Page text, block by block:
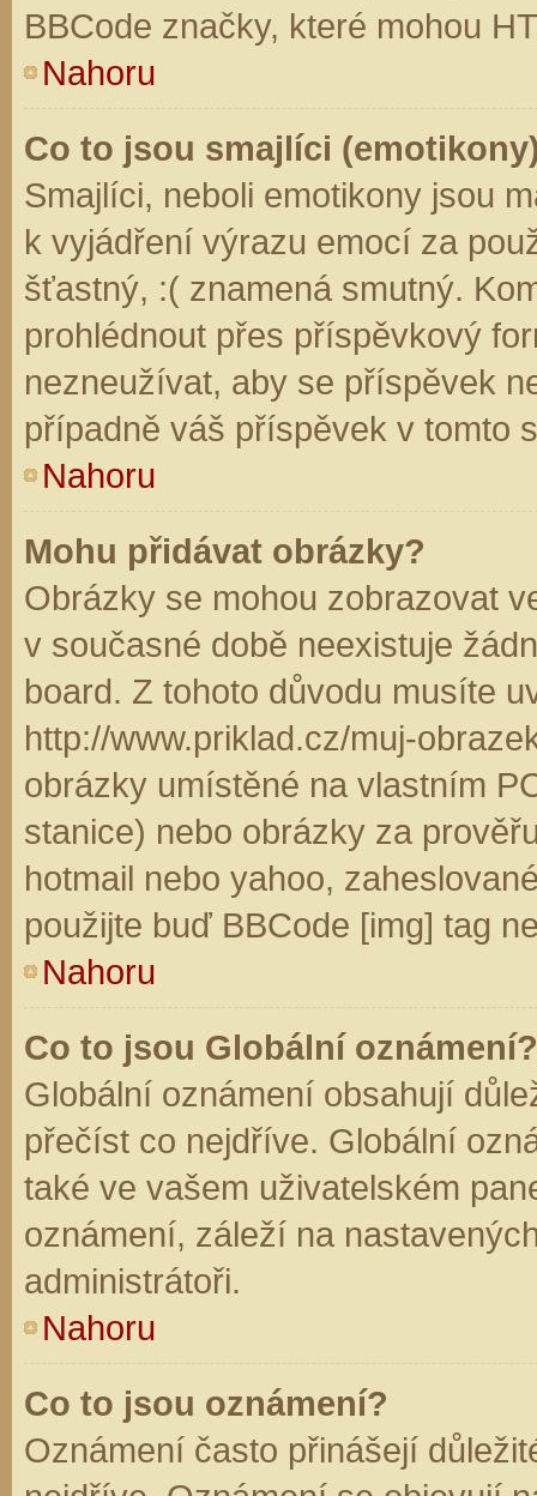
BBCode značky, které mohou
Nahoru
Co to jsou smajlíci
Smajlíci, neboli emotikony jsou
k vyjádření výrazu emocí za
šťastný, :( znamená smutný.
prohlédnout přes příspěvkový
nezneužívat, aby se příspěvek
případně váš příspěvek v tomto
Nahoru
Mohu přidávat obrázky?
Obrázky se mohou zobrazovat
v současné době neexistuje
board. Z tohoto důvodu musíte
http://www.priklad.cz/muj-
obrázky umístěné na vlastním
stanice) nebo obrázky za
hotmail nebo yahoo,
použijte buď BBCode [img] tag
Nahoru
Co to jsou Globální oznámení?
Globální oznámení obsahují
přečíst co nejdříve. Globální
také ve vašem uživatelském
oznámení, záleží na
administrátoři.
Nahoru
Co to jsou oznámení?
Oznámení často přinášejí